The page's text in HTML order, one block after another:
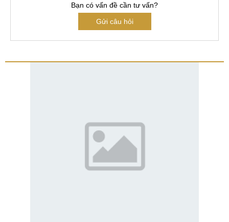
Bạn có vấn đề cần tư vấn?
Gửi câu hỏi